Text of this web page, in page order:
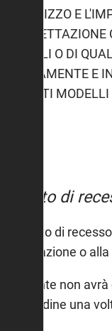
L'UTILIZZO E
LEGALI O DI
PIENAMENTE E
QUESTI
Diritto di
Il diritto di
legislazione o
Il cliente non
dell'ordine una